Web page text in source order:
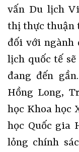
vấn Du lịch
thị thực thuận
đối với ngành
lịch quốc tế
đang đến
Hồng Long,
học Khoa học
học Quốc gia
lỏng chính